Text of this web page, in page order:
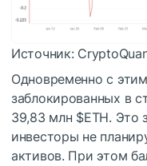
Источник:
Одновременно с
заблокированных в
39,83 млн $ETH. Это
инвесторы не
активов. При этом